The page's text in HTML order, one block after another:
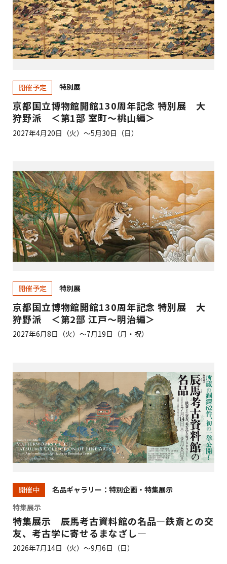
開催予定 特別展
京都国立博物館開館130周年記念 特別展 大
狩野派 ＜第1部 室町～桃山編＞
2027年4月20日（火）～5月30日（日）
開催予定 特別展
京都国立博物館開館130周年記念 特別展 大
狩野派 ＜第2部 江戸～明治編＞
2027年6月8日（火）～7月19日（月・祝）
開催中
名品ギャラリー：特別企画・特集展示
特集展示
特集展示 辰馬考古資料館の名品―鉄斎との交
友、考古学に寄せるまなざし―
2026年7月14日（火）～9月6日（日）